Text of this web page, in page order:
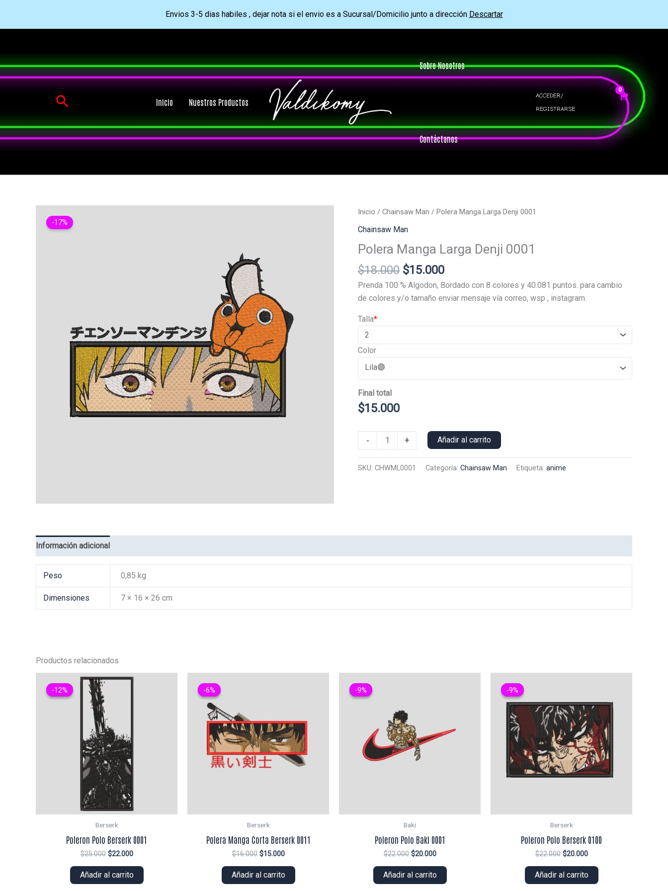
Envios 3-5 dias habiles , dejar nota si el envio es a Sucursal/Domicilio junto a dirección Descartar
contenido
Buscar Inicio Nuestros Productos
Sobre Nosotros
Contáctanos
ACCEDER/
REGISTRARSE
-17%
Inicio / Chainsaw Man / Polera Manga Larga Denji 0001
Chainsaw Man
Polera Manga Larga Denji 0001
$18.000 El
precio
original
$15.000El
precio
actual
Prenda 100 % Algodon, Bordado con 8 colores y 40.081 puntos. para cambio
de colores y/o tamaño enviar mensaje vía correo, wsp , instagram.
*
Talla
Color
Final total
$15.000
-
Manga
Larga
+ Añadir al carrito
SKU: CHWML0001 Categoría: Chainsaw Man Etiqueta: anime
Información adicional
Peso 0,85 kg
Dimensiones 7 × 16 × 26 cm
Productos relacionados
-12%
-12%
Berserk
Poleron Polo Berserk 0001
$25.000 El
original
era:
$22.000El
actual
es:
Añadir al carrito
-6%
-6%
Berserk
Polera Manga Corta Berserk 0011
$16.000 El
original
era:
$15.000El
actual
es:
Añadir al carrito
-9%
-9%
Baki
Poleron Polo Baki 0001
$22.000 El
original
era:
$20.000El
actual
es:
Añadir al carrito
-9%
-9%
Berserk
Poleron Polo Berserk 0100
$22.000 El
original
era:
$20.000El
actual
es:
Añadir al carrito